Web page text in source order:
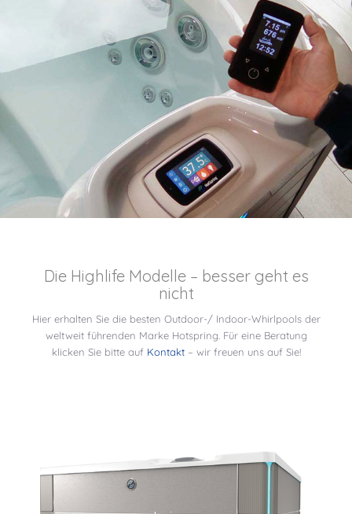
Die Highlife Modelle – besser geht es
nicht
Hier erhalten Sie die besten Outdoor-/ Indoor-Whirlpools der
weltweit führenden Marke Hotspring. Für eine Beratung
klicken Sie bitte auf Kontakt– wir freuen uns auf Sie!